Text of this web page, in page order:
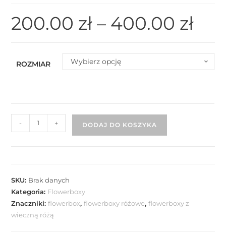
200.00 zł – 400.00 zł
ROZMIAR Wybierz opcję
- + DODAJ DO KOSZYKA
SKU: Brak danych
Kategoria: Flowerboxy
Znaczniki:flowerbox,flowerboxy różowe,flowerboxy z
wieczną różą